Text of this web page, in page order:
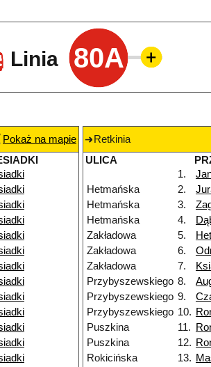
Linia 80A
Pokaż na mapie
Retkinia
ULICA
1.
Hetmańska
2.
Hetmańska
3.
Hetmańska
4.
Zakładowa
5.
Zakładowa
6.
Zakładowa
7.
Przybyszewskiego 8.
Przybyszewskiego 9.
Przybyszewskiego 10.
Puszkina
11.
Puszkina
12.
Rokicińska
13.